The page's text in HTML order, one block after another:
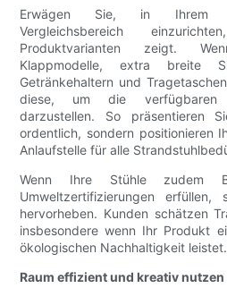
Erwägen Sie, in Ihrem
Vergleichsbereich
Produktvarianten zeigt.
Klappmodelle, extra breite
Getränkehaltern und
diese, um die verfügbaren
darzustellen. So präsentieren
ordentlich, sondern positionieren
Anlaufstelle für alle
Wenn Ihre Stühle zudem
Umweltzertifizierungen
hervorheben. Kunden schätzen
insbesondere wenn Ihr Produkt
ökologischen Nachhaltigkeit leistet.
Raum effizient und kreativ nutzen